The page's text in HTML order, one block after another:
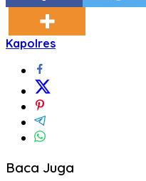
Kapolres
Baca Juga